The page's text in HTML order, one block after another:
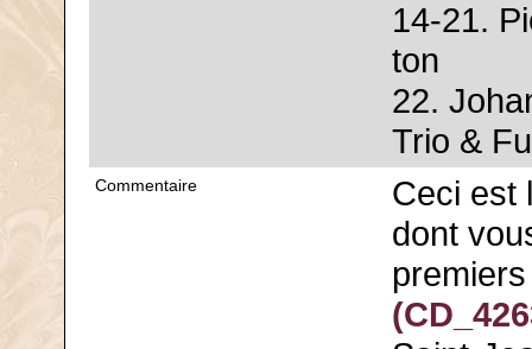
14-21.
ton
22.
Trio &
Commentaire
Ceci est
dont